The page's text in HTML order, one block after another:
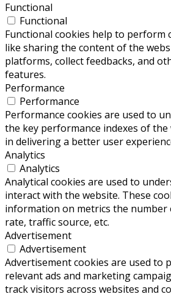
Functional
Functional
Functional cookies help to perform
like sharing the content of the
platforms, collect feedbacks, and
features.
Performance
Performance
Performance cookies are used to
the key performance indexes of the
in delivering a better user
Analytics
Analytics
Analytical cookies are used to
interact with the website. These
information on metrics the number
rate, traffic source, etc.
Advertisement
Advertisement
Advertisement cookies are used to
relevant ads and marketing
track visitors across websites and